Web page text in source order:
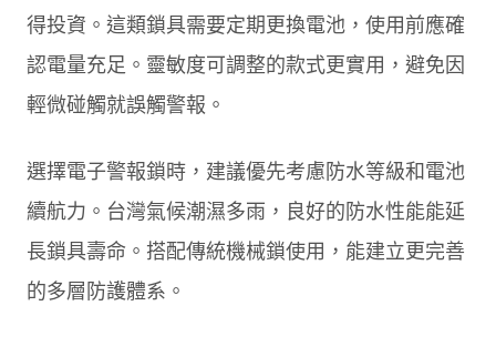
得投資。這類鎖具需要定期更換電池，使用前應確
認電量充足。靈敏度可調整的款式更實用，避免因
輕微碰觸就誤觸警報。
選擇電子警報鎖時，建議優先考慮防水等級和電池
續航力。台灣氣候潮濕多雨，良好的防水性能能延
長鎖具壽命。搭配傳統機械鎖使用，能建立更完善
的多層防護體系。